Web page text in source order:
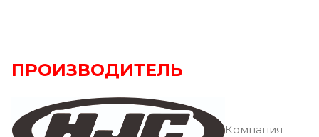
ПРОИЗВОДИТЕЛЬ
Компания